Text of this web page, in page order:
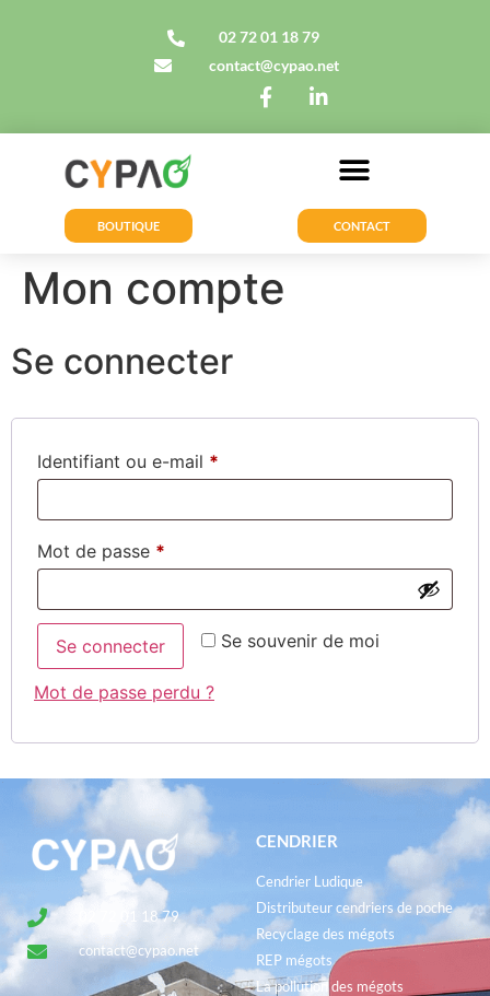
02 72 01 18 79
contact@cypao.net
BOUTIQUE CONTACT
Mon compte
Se connecter
Identifiant ou e-mail *
Mot de passe *
Se souvenir de moi
Se connecter
Mot de passe perdu ?
02 72 01 18 79
contact@cypao.net
CENDRIER
Cendrier Ludique
Distributeur cendriers de poche
Recyclage des mégots
REP mégots
La pollution des mégots